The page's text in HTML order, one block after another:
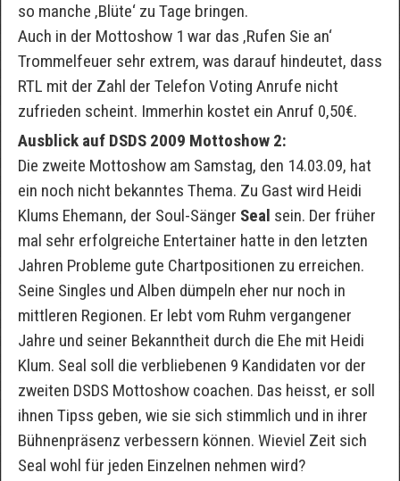
so manche ‚Blüte‘ zu Tage bringen.
Auch in der Mottoshow 1 war das ‚Rufen Sie an‘
Trommelfeuer sehr extrem, was darauf hindeutet, dass
RTL mit der Zahl der Telefon Voting Anrufe nicht
zufrieden scheint. Immerhin kostet ein Anruf 0,50€.
Ausblick auf DSDS 2009 Mottoshow 2:
Die zweite Mottoshow am Samstag, den 14.03.09, hat
ein noch nicht bekanntes Thema. Zu Gast wird Heidi
Klums Ehemann, der Soul-Sänger Seal sein. Der früher
mal sehr erfolgreiche Entertainer hatte in den letzten
Jahren Probleme gute Chartpositionen zu erreichen.
Seine Singles und Alben dümpeln eher nur noch in
mittleren Regionen. Er lebt vom Ruhm vergangener
Jahre und seiner Bekanntheit durch die Ehe mit Heidi
Klum. Seal soll die verbliebenen 9 Kandidaten vor der
zweiten DSDS Mottoshow coachen. Das heisst, er soll
ihnen Tipss geben, wie sie sich stimmlich und in ihrer
Bühnenpräsenz verbessern können. Wieviel Zeit sich
Seal wohl für jeden Einzelnen nehmen wird?